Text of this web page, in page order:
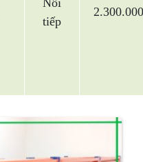
Nối
tiếp
2.300.000